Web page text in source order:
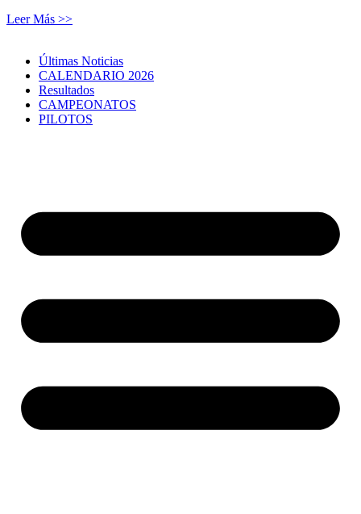
Leer Más >>
Últimas Noticias
CALENDARIO 2026
Resultados
CAMPEONATOS
PILOTOS